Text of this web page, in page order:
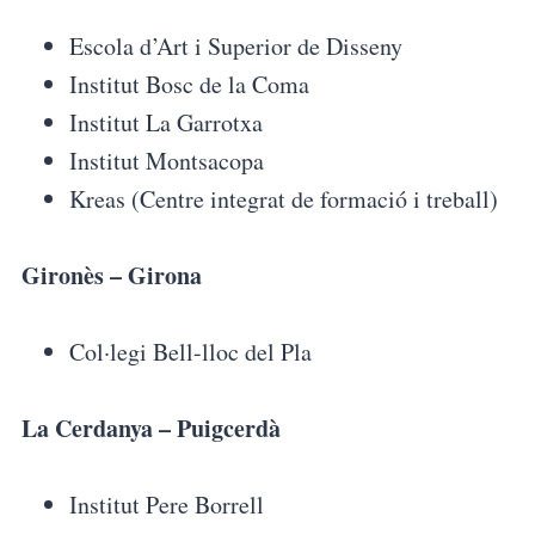
Escola d’Art i Superior de Disseny
Institut Bosc de la Coma
Institut La Garrotxa
Institut Montsacopa
Kreas (Centre integrat de formació i treball)
Gironès – Girona
Col·legi Bell-lloc del Pla
La Cerdanya – Puigcerdà
Institut Pere Borrell